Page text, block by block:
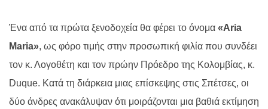
Ένα από τα πρώτα ξενοδοχεία θα φέρει το όνομα «Aria
Maria», ως φόρο τιμής στην προσωπική φιλία που συνδέει
τον κ. Λογοθέτη και τον πρώην Πρόεδρο της Κολομβίας, κ.
Duque. Κατά τη διάρκεια μιας επίσκεψης στις Σπέτσες, οι
δύο άνδρες ανακάλυψαν ότι μοιράζονται μια βαθιά εκτίμηση